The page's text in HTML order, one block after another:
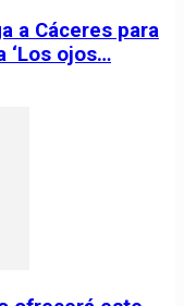
a Cáceres para
‘Los ojos…